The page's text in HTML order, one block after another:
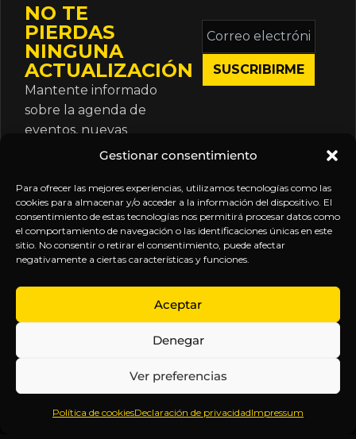
Gestionar consentimiento
Para ofrecer las mejores experiencias, utilizamos tecnologías como las
cookies para almacenar y/o acceder a la información del dispositivo. El
consentimiento de estas tecnologías nos permitirá procesar datos como
el comportamiento de navegación o las identificaciones únicas en este
sitio. No consentir o retirar el consentimiento, puede afectar
negativamente a ciertas características y funciones.
Aceptar
Denegar
Ver preferencias
Política de cookiesDeclaración de privacidadImpressum
NO TE
PIERDAS
NINGUNA
ACTUALIZACIÓN
Mantente informado
sobre la agenda de
eventos, nuevas
publicaciones y
suscripción.
Correo
electrónico
*
Inteligencia
Anticipándonos
EXPLORA
Inicio
Sobre
Contenido
Webinars
LEGAL
Política
de
Términos y
Aviso
SÍGUENOS